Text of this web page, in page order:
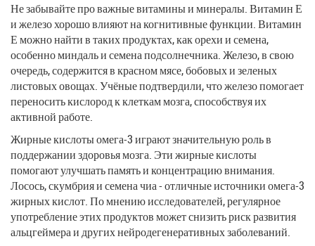
Не забывайте про важные витамины и минералы. Витамин Е
и железо хорошо влияют на когнитивные функции. Витамин
Е можно найти в таких продуктах, как орехи и семена,
особенно миндаль и семена подсолнечника. Железо, в свою
очередь, содержится в красном мясе, бобовых и зеленых
листовых овощах. Учёные подтвердили, что железо помогает
переносить кислород к клеткам мозга, способствуя их
активной работе.
Жирные кислоты омега-3 играют значительную роль в
поддержании здоровья мозга. Эти жирные кислоты
помогают улучшать память и концентрацию внимания.
Лосось, скумбрия и семена чиа - отличные источники омега-3
жирных кислот. По мнению исследователей, регулярное
употребление этих продуктов может снизить риск развития
альцгеймера и других нейродегенеративных заболеваний.